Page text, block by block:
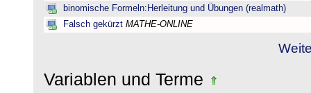
binomische Formeln:Herleitung und Übungen (realmath)
Falsch gekürzt MATHE-ONLINE
Variablen und Terme